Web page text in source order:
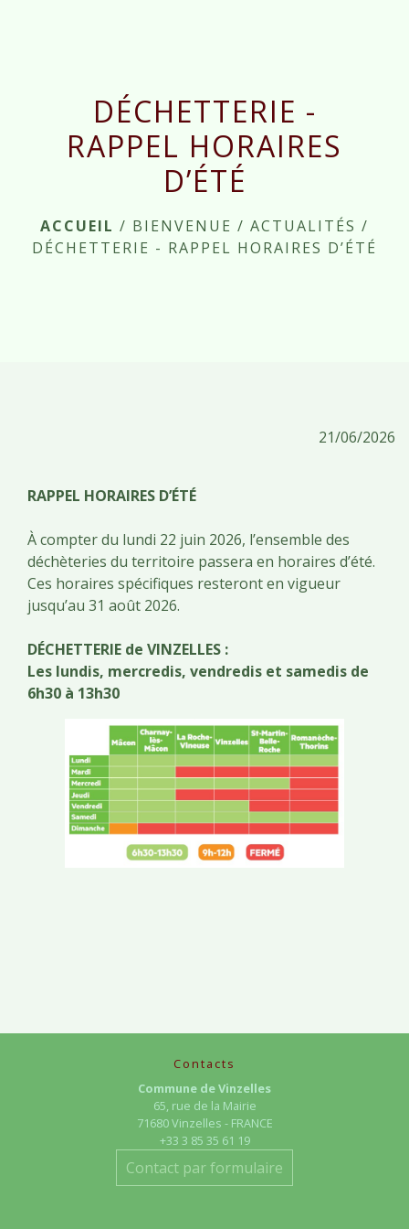
DÉCHETTERIE -
RAPPEL HORAIRES
D’ÉTÉ
ACCUEIL / BIENVENUE / ACTUALITÉS /
DÉCHETTERIE - RAPPEL HORAIRES D’ÉTÉ
21/06/2026
RAPPEL HORAIRES D’ÉTÉ
À compter du lundi 22 juin 2026, l’ensemble des
déchèteries du territoire passera en horaires d’été.
Ces horaires spécifiques resteront en vigueur
jusqu’au 31 août 2026.
DÉCHETTERIE de VINZELLES :
Les lundis, mercredis, vendredis et samedis de
6h30 à 13h30
Contacts
Commune de Vinzelles
65, rue de la Mairie
71680 Vinzelles - FRANCE
+33 3 85 35 61 19
Contact par formulaire